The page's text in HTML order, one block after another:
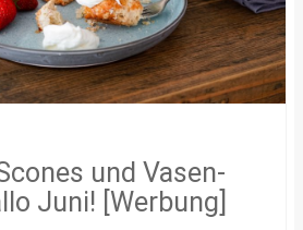
und Vasen-
Juni! [Werbung]